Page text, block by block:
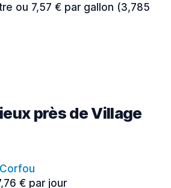
ou 7,57 € par gallon (3,785
près de Village
€ par jour